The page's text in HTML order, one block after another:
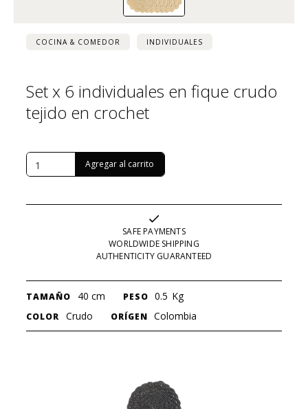
COCINA & COMEDOR INDIVIDUALES
Set x 6 individuales en fique crudo
tejido en crochet
SAFE PAYMENTS
WORLDWIDE SHIPPING
AUTHENTICITY GUARANTEED
TAMAÑO 40 cm PESO 0.5 Kg
COLOR Crudo ORÍGEN Colombia